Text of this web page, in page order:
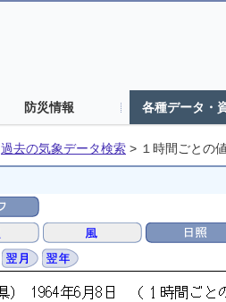
防災情報 各種データ・
過去の気象データ検索 > １時間ごとの